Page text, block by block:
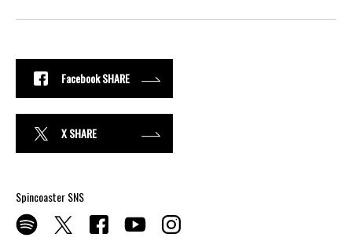
Facebook SHARE
X SHARE
Spincoaster SNS